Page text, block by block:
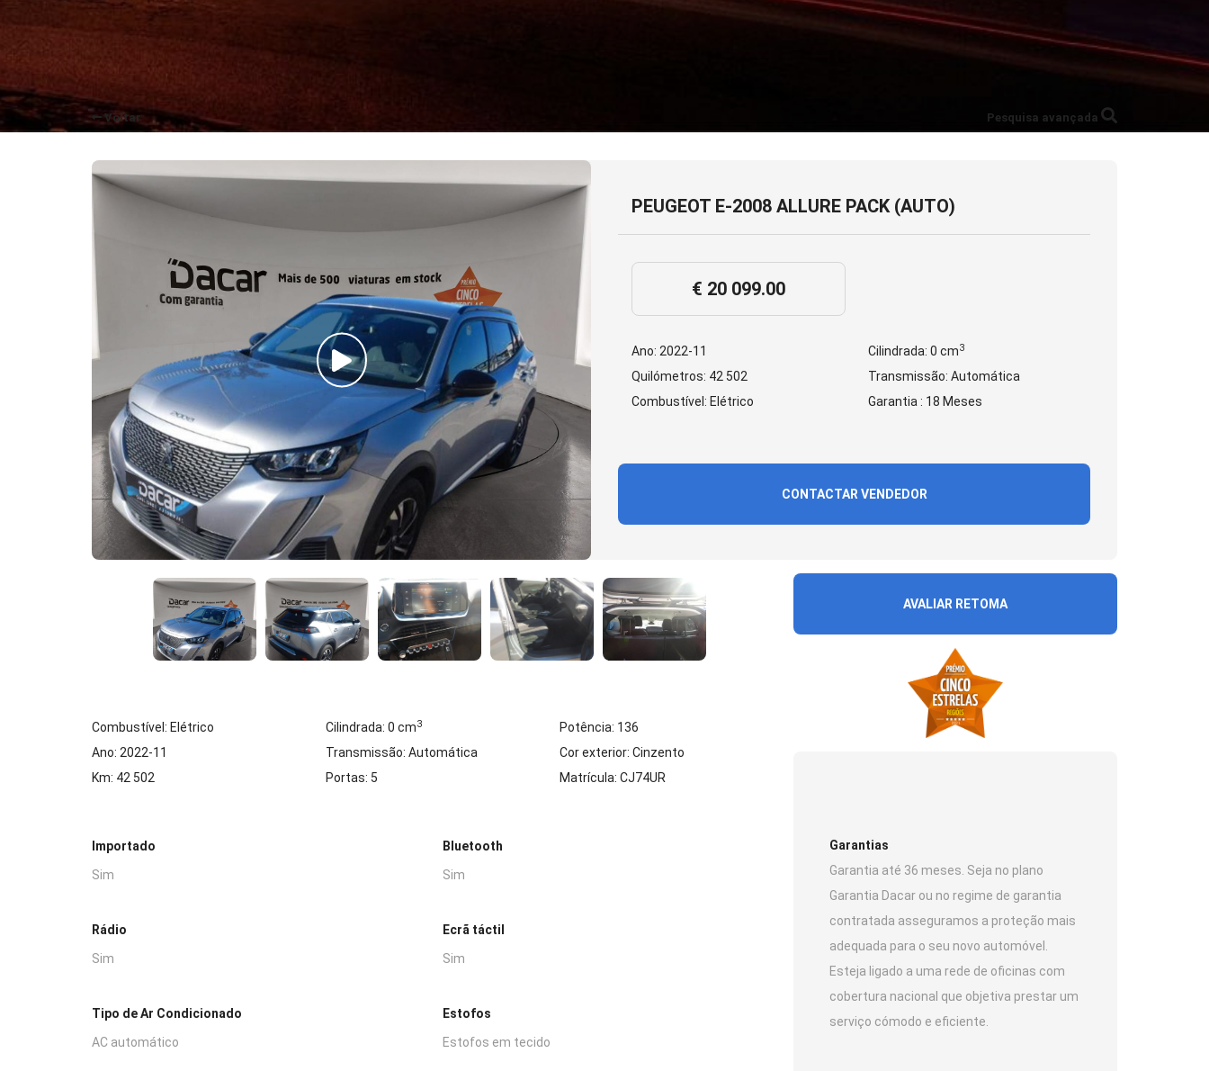
Voltar Pesquisa avançada
PEUGEOT E-2008 ALLURE PACK (AUTO)
€ 20 099.00
Ano: 2022-11 Cilindrada: 0 cm3
Quilómetros: 42 502
Transmissão: Automática
Combustível: Elétrico
Garantia : 18 Meses
CONTACTAR VENDEDOR
Combustível: Elétrico Cilindrada: 0 cm3
Potência: 136
Ano: 2022-11
Transmissão: Automática
Cor exterior: Cinzento
Km: 42 502
Portas: 5 Matrícula: CJ74UR
Importado
Sim
Bluetooth
Sim
Rádio
Sim
Ecrã táctil
Sim
Tipo de Ar Condicionado
AC automático
Estofos
Estofos em tecido
AVALIAR RETOMA
Garantias
Garantia até 36 meses. Seja no plano
Garantia Dacar ou no regime de garantia
contratada asseguramos a proteção mais
adequada para o seu novo automóvel.
Esteja ligado a uma rede de oficinas com
cobertura nacional que objetiva prestar um
serviço cómodo e eficiente.